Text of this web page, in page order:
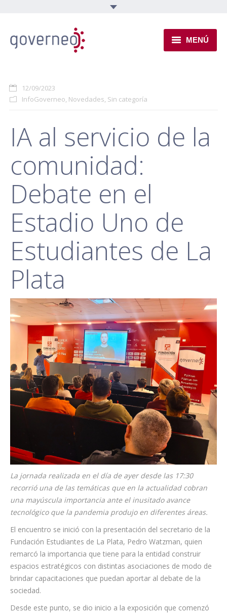
MENÚ
12/09/2023
InfoGoverneo, Novedades, Sin categoría
IA al servicio de la
comunidad:
Debate en el
Estadio Uno de
Estudiantes de La
Plata
La jornada realizada en el día de ayer desde las 17:30
recorrió una de las temáticas que en la actualidad cobran
una mayúscula importancia ante el inusitado avance
tecnológico que la pandemia produjo en diferentes áreas.
El encuentro se inició con la presentación del secretario de la
Fundación Estudiantes de La Plata, Pedro Watzman, quien
remarcó la importancia que tiene para la entidad construir
espacios estratégicos con distintas asociaciones de modo de
brindar capacitaciones que puedan aportar al debate de la
sociedad.
Desde este punto, se dio inicio a la exposición que comenzó